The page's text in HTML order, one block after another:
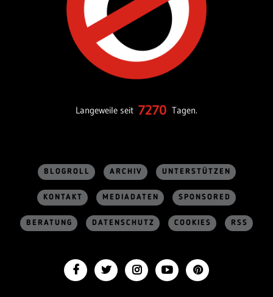
Langeweile seit 7270 Tagen.
BLOGROLL ARCHIV UNTERSTÜTZEN
KONTAKT MEDIADATEN SPONSORED
BERATUNG DATENSCHUTZ COOKIES RSS